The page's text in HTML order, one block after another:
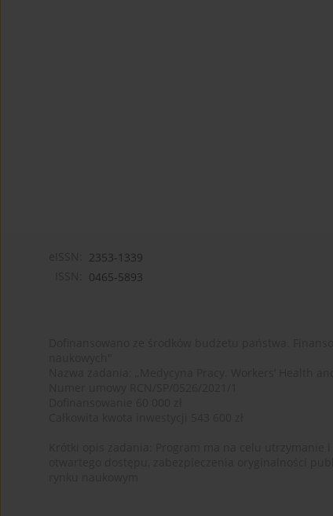
2353-1339
0465-5893